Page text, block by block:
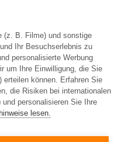
Für Geschäftskunden
(z. B. Filme) und sonstige
Ihr Besuchserlebnis zu
personalisierte Werbung
um Ihre Einwilligung, die Sie
erteilen können. Erfahren Sie
die Risiken bei internationalen
personalisieren Sie Ihre
lesen.